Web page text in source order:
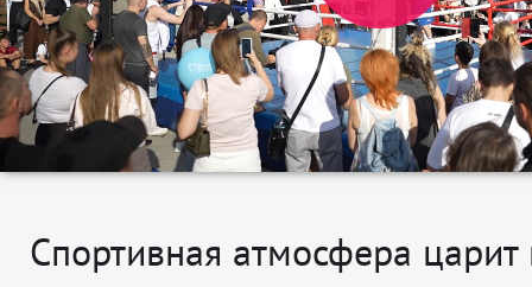
Спортивная атмосфера царит